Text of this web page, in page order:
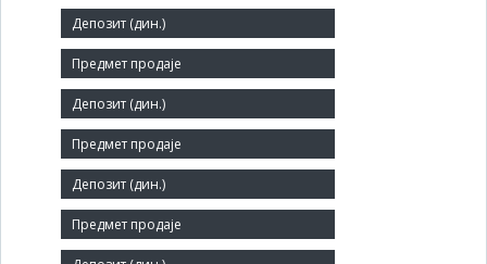
Производња остале електричне опреме
Матични број:
07007400
Величина:
Мало
Број запослених: